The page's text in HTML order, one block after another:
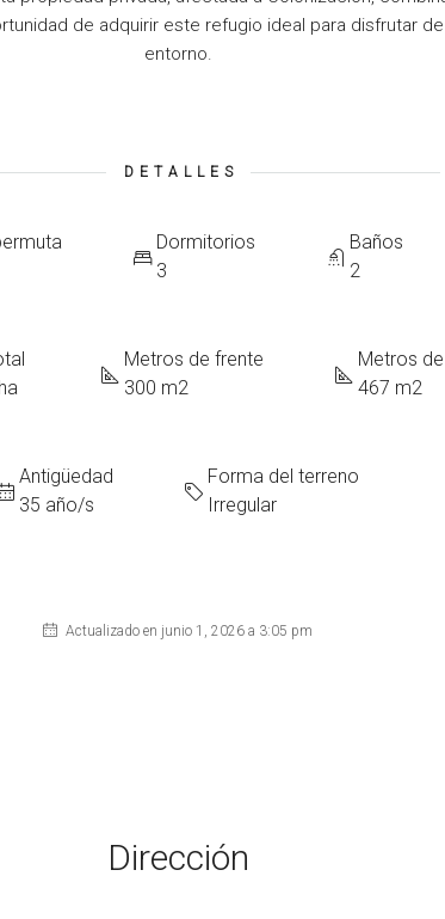
de adquirir este refugio ideal para disfrutar
entorno.
DETALLES
Dormitorios
3
Baños
2
Metros de frente
300 m2
Metros
467 m2
Antigüedad
35 año/s
Forma del terreno
Irregular
Actualizado en junio 1, 2026 a 3:05 pm
Dirección